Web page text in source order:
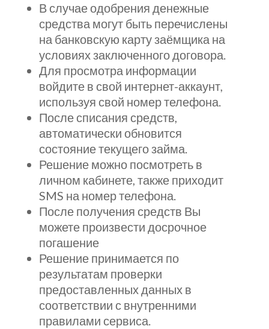
В случае одобрения денежные
средства могут быть перечислены
на банковскую карту заёмщика на
условиях заключенного договора.
Для просмотра информации
войдите в свой интернет-аккаунт,
используя свой номер телефона.
После списания средств,
автоматически обновится
состояние текущего займа.
Решение можно посмотреть в
личном кабинете, также приходит
SMS на номер телефона.
После получения средств Вы
можете произвести досрочное
погашение
Решение принимается по
результатам проверки
предоставленных данных в
соответствии с внутренними
правилами сервиса.